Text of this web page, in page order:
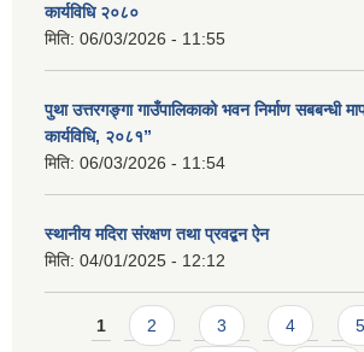
कार्यविधि २०८०
मिति: 06/03/2026 - 11:55
पुथा उत्तरगङ्गा गाउँपालिकाको भवन निर्माण सबबन्धी
कार्यविधि, २०८१”
मिति: 06/03/2026 - 11:54
स्थानीय मदिरा संरक्षण तथा प्रवद्बन ऐन
मिति: 04/01/2025 - 12:12
Pages
1 2 3 4 5